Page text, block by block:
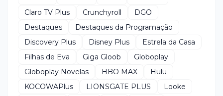
Claro TV Plus
Crunchyroll
DGO
Destaques
Destaques da Programação
Discovery Plus
Disney Plus
Estrela da Casa
Filhas de Eva
Giga Gloob
Globoplay
Globoplay Novelas
HBO MAX
Hulu
KOCOWAPlus
LIONSGATE PLUS
Looke